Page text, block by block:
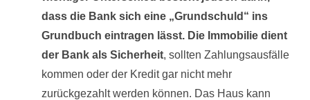
dass die Bank sich eine „Grundschuld“ ins
Grundbuch eintragen lässt. Die Immobilie dient
der Bank als Sicherheit, sollten Zahlungsausfälle
kommen oder der Kredit gar nicht mehr
zurückgezahlt werden können. Das Haus kann